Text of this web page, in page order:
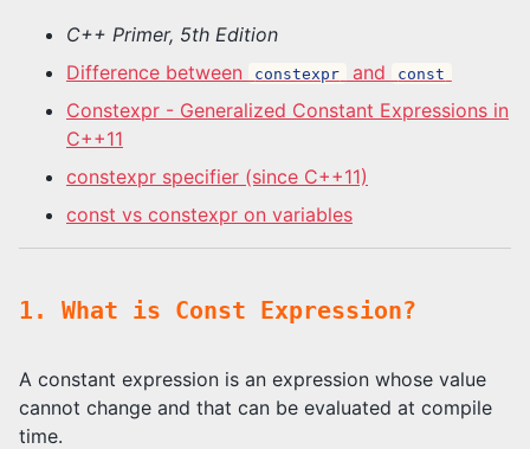
C++ Primer, 5th Edition
Difference between
constexpr and const
Constexpr - Generalized Constant Expressions in
C++11
constexpr specifier (since C++11)
const vs constexpr on variables
1. What is Const Expression?
A constant expression is an expression whose value
cannot change and that can be evaluated at compile
time.